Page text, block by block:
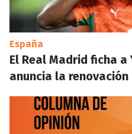
España
El Real Madrid ficha a
anuncia la renovación